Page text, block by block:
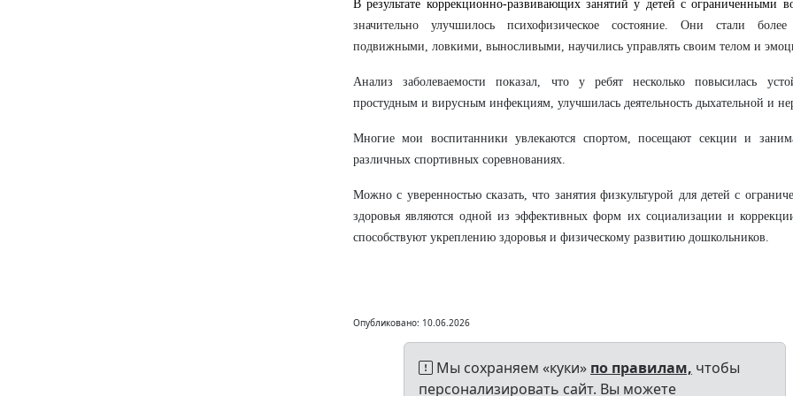
В результате коррекционно-развивающих занятий у детей с ограниченными
значительно улучшилось психофизическое состояние. Они стали более
подвижными, ловкими, выносливыми, научились управлять своим телом и
Анализ заболеваемости показал, что у ребят несколько повысилась
простудным и вирусным инфекциям, улучшилась деятельность дыхательной и
Многие мои воспитанники увлекаются спортом, посещают секции и
различных спортивных соревнованиях.
Можно с уверенностью сказать, что занятия физкультурой для детей с
здоровья являются одной из эффективных форм их социализации и
способствуют укреплению здоровья и физическому развитию дошкольников.
Опубликовано: 10.06.2026
Мы сохраняем «куки» по правилам, чтобы
персонализировать сайт. Вы можете